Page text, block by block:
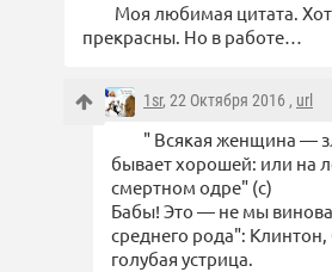
Моя любимая цитата.
прекрасны. Но в работе…
1sr, 22 Октября 2016 , url
" Всякая женщина —
бывает хорошей: или на
смертном одре" (с)
Бабы! Это — не мы
среднего рода":
голубая устрица.